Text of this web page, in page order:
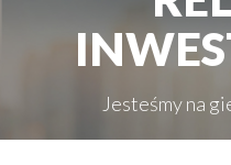
Jesteśmy na